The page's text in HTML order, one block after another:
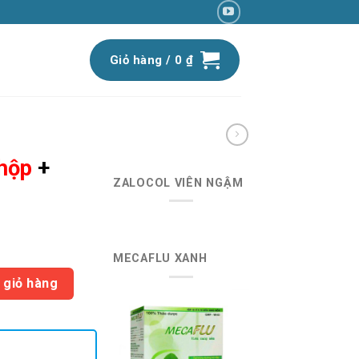
Giỏ hàng / 0 ₫
+
₫.
số lượng
hàng
ZALOCOL VIÊN NGẬM
MECAFLU XANH